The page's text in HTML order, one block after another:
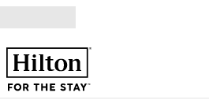
Lompati ke Konten